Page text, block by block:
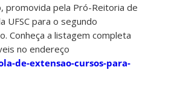
promovida pela Pró-Reitoria de
UFSC para o segundo
Conheça a listagem completa
no endereço
de-extensao-cursos-para-